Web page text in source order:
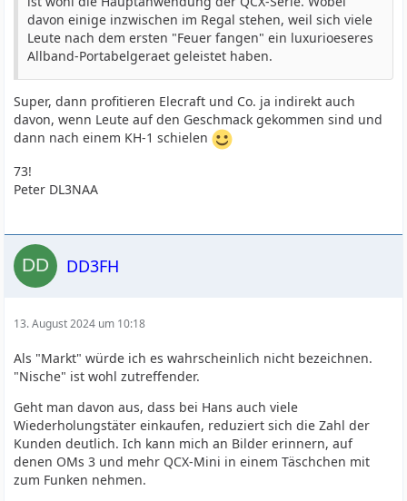
davon einige inzwischen im Regal stehen, weil sich viele
Leute nach dem ersten "Feuer fangen" ein luxurioeseres
Allband-Portabelgeraet geleistet haben.
Super, dann profitieren Elecraft und Co. ja indirekt auch
davon, wenn Leute auf den Geschmack gekommen sind und
dann nach einem KH-1 schielen
73!
Peter DL3NAA
DD3FH
13. August 2024 um 10:18
Als "Markt" würde ich es wahrscheinlich nicht bezeichnen.
"Nische" ist wohl zutreffender.
Geht man davon aus, dass bei Hans auch viele
Wiederholungstäter einkaufen, reduziert sich die Zahl der
Kunden deutlich. Ich kann mich an Bilder erinnern, auf
denen OMs 3 und mehr QCX-Mini in einem Täschchen mit
zum Funken nehmen.